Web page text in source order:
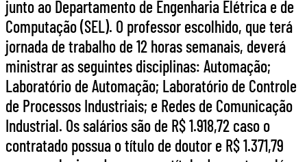
junto ao Departamento de Engenharia Elétrica e de
Computação (SEL). O professor escolhido, que terá
jornada de trabalho de 12 horas semanais, deverá
ministrar as seguintes disciplinas: Automação;
Laboratório de Automação; Laboratório de Controle
de Processos Industriais; e Redes de Comunicação
Industrial. Os salários são de R$ 1.918,72 caso o
contratado possua o título de doutor e R$ 1.371,79